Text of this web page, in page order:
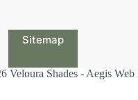
Sitemap
Veloura Shades - Aegis Web